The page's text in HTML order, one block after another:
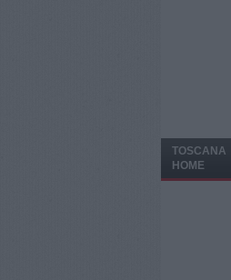
TOSCANA
HOME